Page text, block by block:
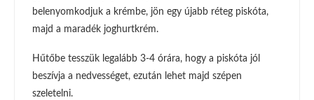
belenyomkodjuk a krémbe, jön egy újabb réteg piskóta,
majd a maradék joghurtkrém.
Hűtőbe tesszük legalább 3-4 órára, hogy a piskóta jól
beszívja a nedvességet, ezután lehet majd szépen
szeletelni.